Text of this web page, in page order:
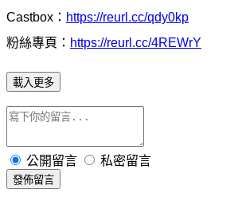
Castbox： https://reurl.cc/qdy0kp
粉絲專頁： https://reurl.cc/4REWrY
載入更多
公開留言 私密留言
發佈留言